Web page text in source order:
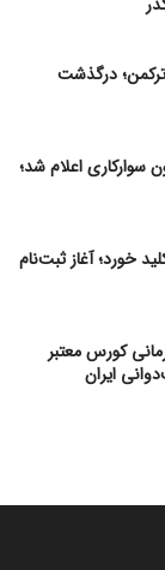
درگذشت
سوارکاری اعلام شد؛
خورد؛ آغاز ثبت‌نام
کورس معتبر
ایران